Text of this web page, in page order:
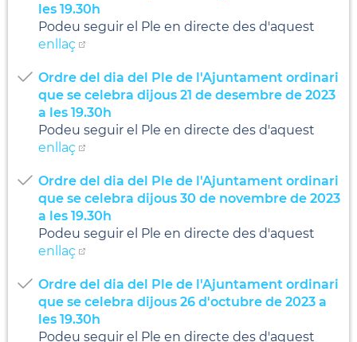
les 19.30h
Podeu seguir el Ple en directe des d'aquest
enllaç
Ordre del dia del Ple de l'Ajuntament ordinari
que se celebra dijous 21 de desembre de 2023
a les 19.30h
Podeu seguir el Ple en directe des d'aquest
enllaç
Ordre del dia del Ple de l'Ajuntament ordinari
que se celebra dijous 30 de novembre de 2023
a les 19.30h
Podeu seguir el Ple en directe des d'aquest
enllaç
Ordre del dia del Ple de l'Ajuntament ordinari
que se celebra dijous 26 d'octubre de 2023 a
les 19.30h
Podeu seguir el Ple en directe des d'aquest